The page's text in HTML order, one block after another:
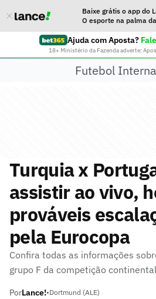
Baixe grátis o app do
O esporte na palma
Ajuda com Aposta?
18+ Ministério da Fazenda adverte:
Futebol
Turquia x
assistir ao vivo,
prováveis
pela Eurocopa
Confira todas as informações
grupo F da competição
PorLance!•Dortmund (ALE)